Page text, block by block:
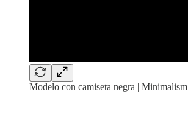
Modelo con camiseta negra | Minimalism